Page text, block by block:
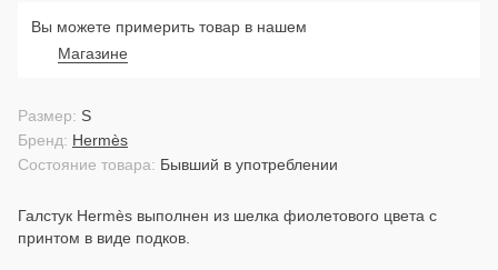
Вы можете примерить товар в нашем
Магазине
Состояние товара: Бывший в употреблении
Бренд: Hermès
Размер: S
Галстук Hermès выполнен из шелка фиолетового цвета с
принтом в виде подков.